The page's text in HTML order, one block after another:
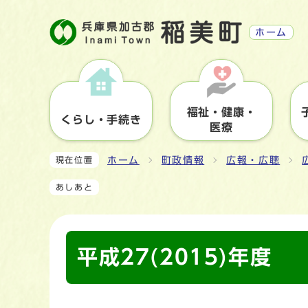
ホーム
くらし・手続き
福祉・健康・
医療
現在位置 ホーム 町政情報 広報・広聴
あしあと
平成27(2015)年度